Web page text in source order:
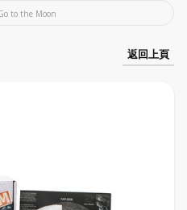
to the Moon
返回上頁